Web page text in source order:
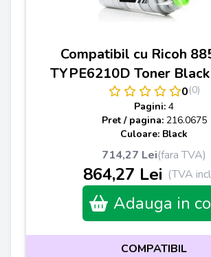
Compatibil cu Ricoh
TYPE6210D Toner
0(0)
Pagini: 4
Pret / pagina: 216.0675
Culoare: Black
714,27 Lei(fara TVA)
864,27 Lei (TVA
Adauga in
COMPATIBIL